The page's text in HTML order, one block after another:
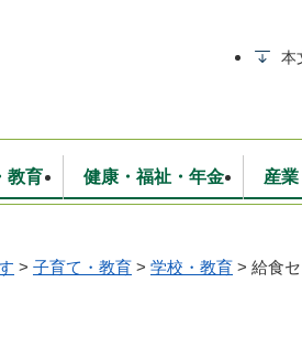
本
・行政無線 消防・救急
教育
学校・教育
健康・福祉・年金
保険・年金
産
業 入札・契約
町について 統計情報
> 子育て・教育 > 学校・教育 > 給食